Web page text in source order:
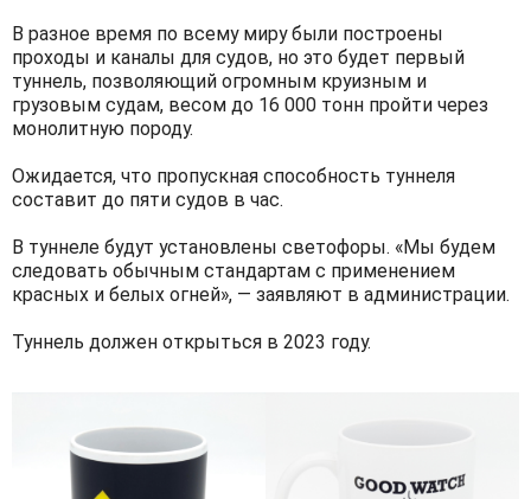
В разное время по всему миру были построены
проходы и каналы для судов, но это будет первый
туннель, позволяющий огромным круизным и
грузовым судам, весом до 16 000 тонн пройти через
монолитную породу.
Ожидается, что пропускная способность туннеля
составит до пяти судов в час.
В туннеле будут установлены светофоры. «Мы будем
следовать обычным стандартам с применением
красных и белых огней», — заявляют в администрации.
Туннель должен открыться в 2023 году.